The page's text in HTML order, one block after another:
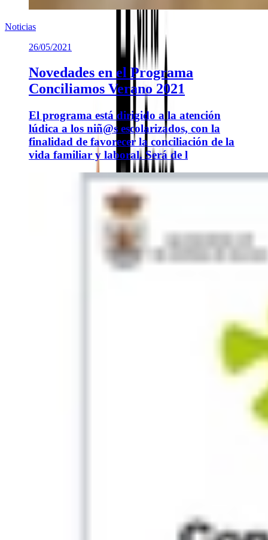
Noticias
26/05/2021
Novedades en el Programa
Conciliamos Verano 2021
El programa está dirigido a la atención
lúdica a los niñ@s escolarizados, con la
finalidad de favorecer la conciliación de la
vida familiar y laboral. Será de l